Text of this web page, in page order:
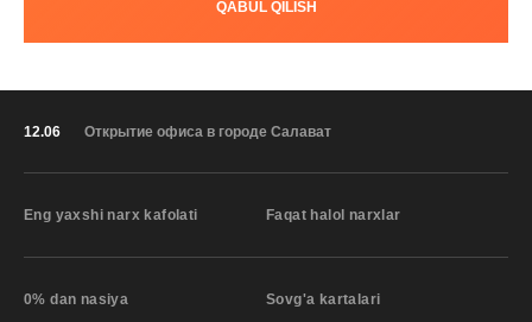
QABUL QILISH
12.06 Открытие офиса в городе Салават
Eng yaxshi narx kafolati Faqat halol narxlar
0% dan nasiya Sovg'a kartalari